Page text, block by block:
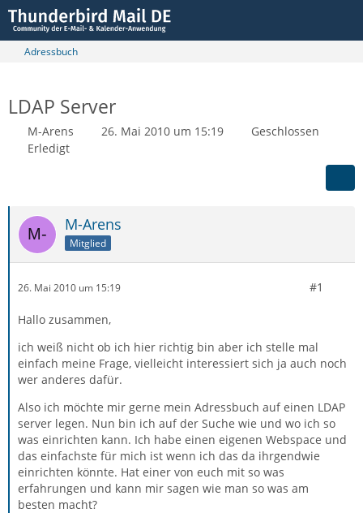
Adressbuch
LDAP Server
M-Arens 26. Mai 2010 um 15:19
Geschlossen
Erledigt
M-Arens
Mitglied
26. Mai 2010 um 15:19 #1
Hallo zusammen,
ich weiß nicht ob ich hier richtig bin aber ich stelle mal
einfach meine Frage, vielleicht interessiert sich ja auch noch
wer anderes dafür.
Also ich möchte mir gerne mein Adressbuch auf einen LDAP
server legen. Nun bin ich auf der Suche wie und wo ich so
was einrichten kann. Ich habe einen eigenen Webspace und
das einfachste für mich ist wenn ich das da ihrgendwie
einrichten könnte. Hat einer von euch mit so was
erfahrungen und kann mir sagen wie man so was am
besten macht?